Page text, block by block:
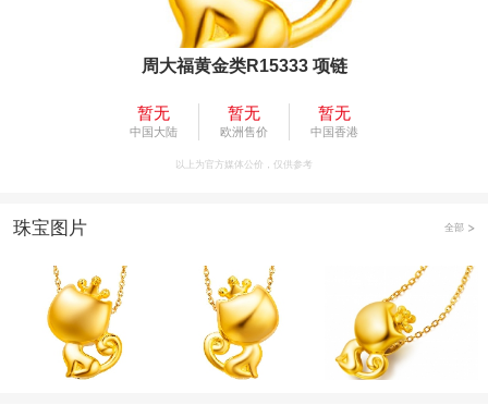
周大福黄金类R15333 项链
暂无
中国大陆
暂无
欧洲售价
暂无
中国香港
以上为官方媒体公价，仅供参考
珠宝图片 全部